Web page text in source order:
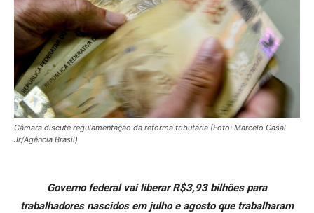
Câmara discute regulamentação da reforma tributária (Foto: Marcelo Casal
Jr/Agência Brasil)
Governo federal vai liberar R$3,93 bilhões para
trabalhadores nascidos em julho e agosto que trabalharam